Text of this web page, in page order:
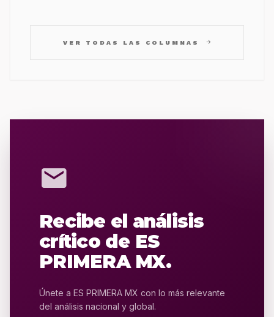
VER TODAS LAS COLUMNAS arrow_forward
mail
Recibe el análisis
crítico de ES
PRIMERA MX.
Únete a ES PRIMERA MX con lo más relevante
del análisis nacional y global.